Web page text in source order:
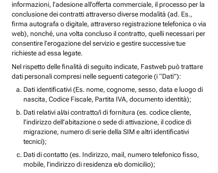
informazioni, l’adesione all’offerta commerciale, il processo per la
conclusione dei contratti attraverso diverse modalità (ad. Es.,
firma autografa o digitale, attraverso registrazione telefonica o via
web), nonché, una volta concluso il contratto, quelli necessari per
consentire l’erogazione del servizio e gestire successive tue
richieste ad essa legate.
Nel rispetto delle finalità di seguito indicate, Fastweb può trattare
dati personali compresi nelle seguenti categorie (i “Dati”):
Dati identificativi (Es. nome, cognome, sesso, data e luogo di
nascita, Codice Fiscale, Partita IVA, documento identità);
Dati relativi al/ai contratto/i di fornitura (es. codice cliente,
l’indirizzo dell’abitazione o sede di attivazione, il codice di
migrazione, numero di serie della SIM e altri identificativi
tecnici);
Dati di contatto (es. Indirizzo, mail, numero telefonico fisso,
mobile, l’indirizzo di residenza e/o domicilio);